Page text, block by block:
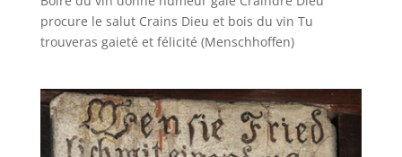
procure le salut Crains Dieu et bois du vin Tu
trouveras gaieté et félicité (Menschhoffen)